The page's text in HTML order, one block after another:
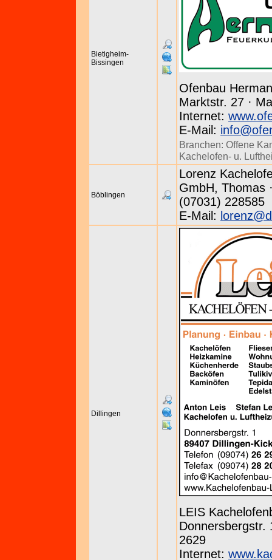
Bietigheim-
Bissingen
Ofenbau
Marktstr. 27 ·
Internet:
E-Mail:
Branchen: Offene
Kachelofen- u.
Böblingen
Lorenz
GmbH, Thomas
(07031) 228585
E-Mail:
Dillingen
LEIS
Donnersbergstr.
2629
Internet: